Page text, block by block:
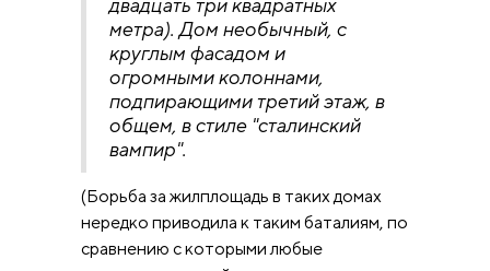
метра). Дом необычный, с
круглым фасадом и
огромными колоннами,
подпирающими третий этаж, в
общем, в стиле "сталинский
вампир".
(Борьба за жилплощадь в таких домах
нередко приводила к таким баталиям, по
сравнению с которыми любые